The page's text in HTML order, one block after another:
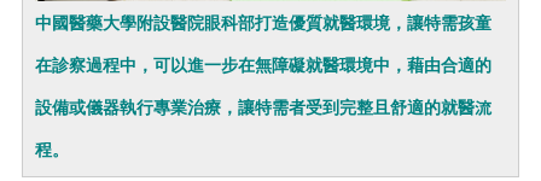
中國醫藥大學附設醫院眼科部打造優質就醫環境，讓特需孩童
在診察過程中，可以進一步在無障礙就醫環境中，藉由合適的
設備或儀器執行專業治療，讓特需者受到完整且舒適的就醫流
程。